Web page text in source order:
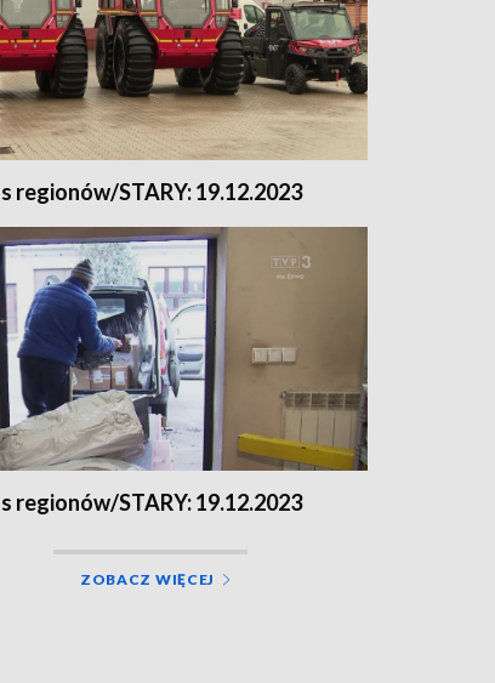
regionów/STARY: 19.12.2023
regionów/STARY: 19.12.2023
ZOBACZ WIĘCEJ